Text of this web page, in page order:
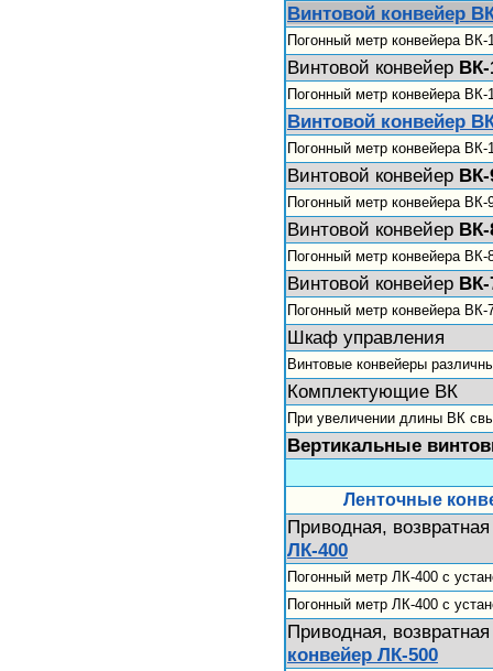
Винтовой конвейер
Погонный метр конвейера ВК-
Винтовой конвейер ВК-
Погонный метр конвейера ВК-
Винтовой конвейер
Погонный метр конвейера ВК-
Винтовой конвейер ВК-
Погонный метр конвейера ВК-
Винтовой конвейер ВК-
Погонный метр конвейера ВК-
Винтовой конвейер ВК-
Погонный метр конвейера ВК-
Шкаф управления
Винтовые конвейеры
Комплектующие ВК
При увеличении длины ВК
Вертикальные
Ленточные
Приводная,
ЛК-400
Погонный метр ЛК-400 с
Погонный метр ЛК-400 с
Приводная,
конвейер ЛК-500